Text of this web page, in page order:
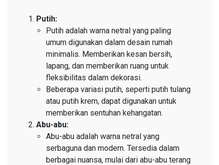
Putih:
Putih adalah warna netral yang paling
umum digunakan dalam desain rumah
minimalis. Memberikan kesan bersih,
lapang, dan memberikan ruang untuk
fleksibilitas dalam dekorasi.
Beberapa variasi putih, seperti putih tulang
atau putih krem, dapat digunakan untuk
memberikan sentuhan kehangatan.
Abu-abu:
Abu-abu adalah warna netral yang
serbaguna dan modern. Tersedia dalam
berbagai nuansa, mulai dari abu-abu terang